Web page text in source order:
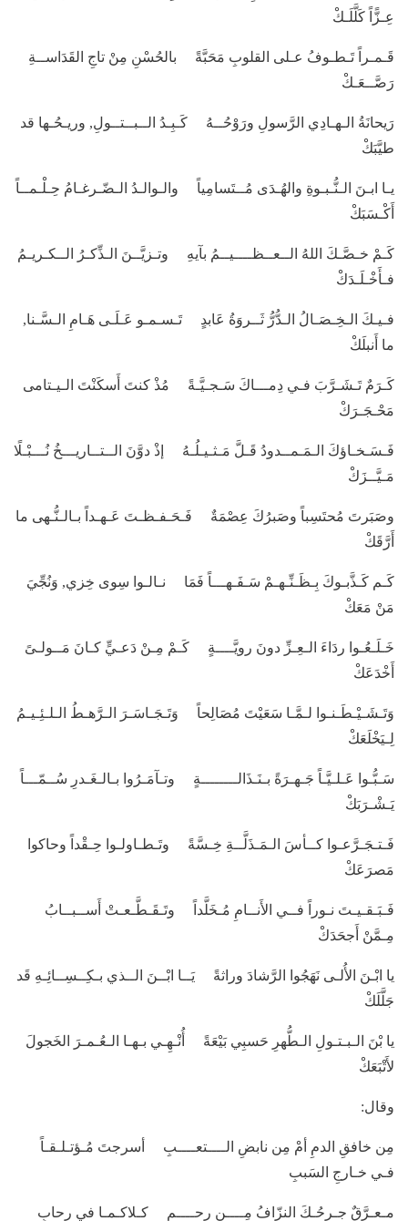
عِـزًّاً كَلَّلَـكْ
قَـمـراً تَـطـوفُ عـلى القلوبِ مَحَبَّةً بالحُسْنِ مِنْ تاجِ القَدَاســةِ
رَصَّــعَـكْ
رَيحانَةُ الـهـادِي الرَّسولِ ورَوْحُــهُ كَـبِـدُ الــبــتــولِ, وريـحُـها قد
طيَّبَكْ
يـا ابـنَ الـنُّـبـوةِ والهُـدَى مُــتَسامِياً والـوالـدُ الـضّـرغـامُ حِـلْـمــاً
أَكْـسَبَكْ
كَـمْ خـصَّـكَ اللهُ الــعــظــــيــمُ بآيهِ وتـزيَّــنَ الـذِّكـرُ الــكـريـمُ
فـأَخْـلَـدَكْ
فـيـكَ الـخِـصَـالُ الـدُّرُّ ثَــروَةُ عَابدٍ تَـسـمـو عَـلَـى هَـامِ الـسَّـنا,
ما أَنبلَكْ
كَـرَمٌ تَـشَـرَّبَ فـي دِمـــاكَ سَـجـيَّـةً مُذْ كنتَ أَسكَنْتَ الـيـتامى
مَحْـجَـرَكْ
فَـسَـخـاؤكَ الـمَـمــدودُ قَـلَّ مَـثـيـلُـهُ إذْ دوَّنَ الــتــاريـــخُ نُـــبْـلًا
مَـيَّــزَكْ
وصَبَرتَ مُحتَسِباً وصَبرُكَ عِصْمَةٌ فَـحَـفـظـتَ عَـهـداً بـالـنُّـهى ما
أَرَّقَكْ
كَـم كَـذَّبـوكَ بِـظَـنِّـهـمْ سَـفَـهـــاً فَمَا نـالـوا سِوى خِزي, وَنُجِّيَ
مَنْ مَعَكْ
خَـلَـعُـوا ردَاءَ الـعِـزِّ دونَ رويَّــــةٍ كَـمْ مِـنْ دَعـيٍّ كـانَ مَــولـىً
أَخْدَعَكْ
وَتَـشَـيْـطَـنـوا لـمَّـا سَعَيْتَ مُصَالِحاً وَتَـجَـاسَـرَ الـرَّهـطُ الـلـئِـيـمُ
لِـيَخْلَعَكْ
سَـبُّـوا عَـلـيَّـاً جَـهـرَةً بـنَـذَالــــــــةٍ وتـآمَـرُوا بـالـغَـدرِ سُــمّـــاً
يَـشْـرَبَكْ
فَـتـجَـرَّعـوا كــأسَ الـمَـذَلَّــةِ خِـسَّةً وتَـطـاولـوا حِـقْداً وحاكوا
مَصرَعَكْ
فَـبَـقـيـتَ نـوراً فــي الأَنــامِ مُـخَلَّداً وتَـقَـطَّـعـتْ أَســبــابُ
مِـمَّنْ أَجحَدَكْ
يا ابْـنَ الأُلـى نَهَجُوا الرَّشادَ وراثةً يَــا ابْــنَ الــذي بـكِــسِــائِـهِ قَد
جَلَّلَكْ
يا بْنَ الـبـتـولِ الـطُّهرِ حَسبِي بَيْعَةً أُنْـهِـي بـهـا الـعُـمـرَ الخَجولَ
لأَتْبَعَكْ
وقال:
مِن خافقِ الدمِ أمْ مِن نابضِ الــــتعــــبِ أسرجتَ مُـؤتـلـقـاً
فـي خـارجِ السَببِ
مـعـرَّقٌ جـرحُـكَ النزّافُ مِــــن رحــــمٍ كـلاكـمـا في رحابِ